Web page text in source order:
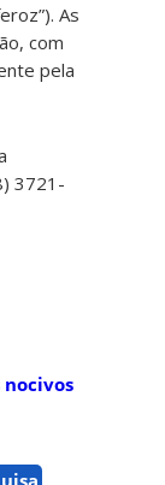
As
com
pela
3721-